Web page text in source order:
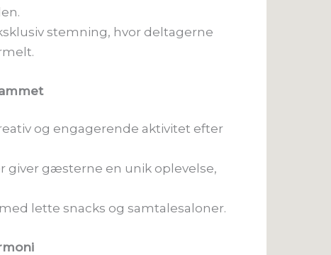
stemning, hvor deltagerne
og engagerende aktivitet efter
giver gæsterne en unik oplevelse,
lette snacks og samtalesaloner.